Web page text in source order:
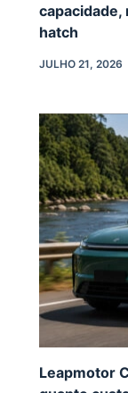
capacidade,
hatch
JULHO 21, 2026
Leapmotor